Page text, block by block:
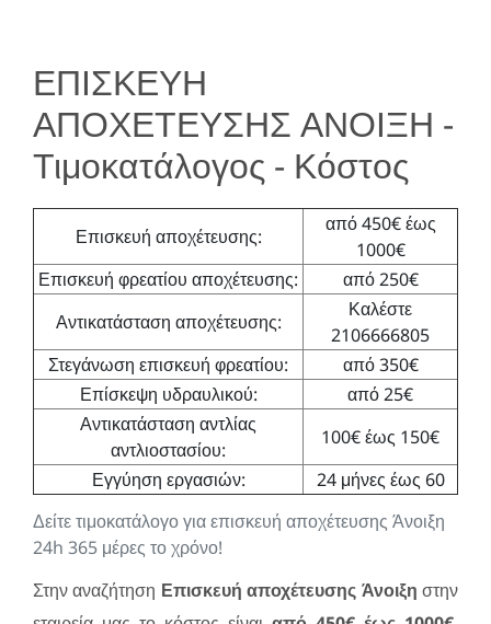
ΕΠΙΣΚΕΥΗ
ΑΠΟΧΕΤΕΥΣΗΣ ΑΝΟΙΞΗ -
Τιμοκατάλογος - Κόστος
Δείτε τιμοκατάλογο για επισκευή αποχέτευσης Άνοιξη
24h 365 μέρες το χρόνο!
Επισκευή αποχέτευσης:
από 450€ έως
1000€
Επισκευή φρεατίου αποχέτευσης:
από 250€
Αντικατάσταση αποχέτευσης:
Καλέστε
2106666805
Στεγάνωση επισκευή φρεατίου:
από 350€
Επίσκεψη υδραυλικού:
από 25€
Αντικατάσταση αντλίας
αντλιοστασίου:
100€ έως 150€
Εγγύηση εργασιών:
24 μήνες έως 60
Στην αναζήτηση Επισκευή αποχέτευσης Άνοιξη στην